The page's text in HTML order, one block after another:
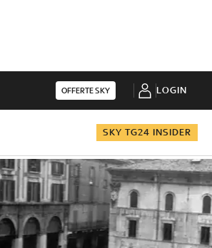
OFFERTE SKY LOGIN
SKY TG24 INSIDER